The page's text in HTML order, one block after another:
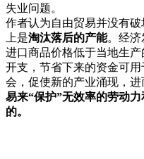
失业问题。
作者认为自由贸易并没有
上是淘汰落后的产能。经济
进口商品价格低于当地生
开支，节省下来的资金可
会，促使新的产业涌现，进
易来“保护”无效率的劳动
的。